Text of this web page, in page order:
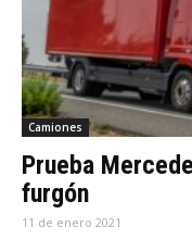
Camiones
Prueba
furgón
11 de enero 2021